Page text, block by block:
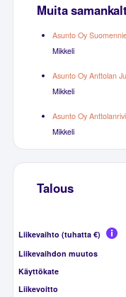
Muita
Asunto Oy
Mikkeli
Asunto Oy Anttolan
Mikkeli
Asunto Oy Anttolanrivi
Mikkeli
Talous
Liikevaihto (tuhatta €)
Liikevaihdon muutos
Käyttökate
Liikevoitto